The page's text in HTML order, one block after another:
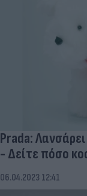
Prada:
- Δείτε πόσο
06.04.2023 12:41